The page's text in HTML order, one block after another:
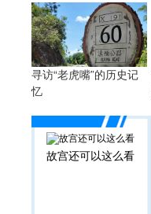
寻访“老虎嘴”的历史记
忆
故宫还可以这么看